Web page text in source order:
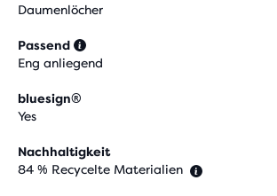
Daumenlöcher
Passend
Eng anliegend
bluesign®
Yes
Nachhaltigkeit
84 % Recycelte Materialien